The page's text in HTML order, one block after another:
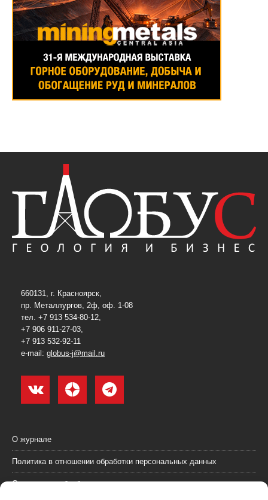
660131, г. Красноярск,
пр. Металлургов, 2ф, оф. 1-08
тел. +7 913 534-80-12,
+7 906 911-27-03,
+7 913 532-92-11
e-mail: globus-j@mail.ru
О журнале
Политика в отношении обработки персональных данных
Согласие на обработку персональных данных